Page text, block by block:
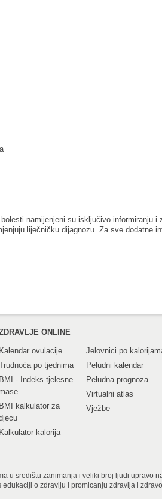
namijenjeni su isključivo informiranju i
liječničku dijagnozu. Za sve dodatne
ONLINE
Kalendar ovulacije
po tjednima
BMI - Indeks tjelesne
mase
BMI kalkulator za
Kalkulator kalorija
Jelovnici po
Peludni kalendar
Peludna prognoza
Virtualni atlas
Vježbe
u središtu zanimanja i veliki broj ljudi upravo
edukaciji o zdravlju i promicanju zdravlja i